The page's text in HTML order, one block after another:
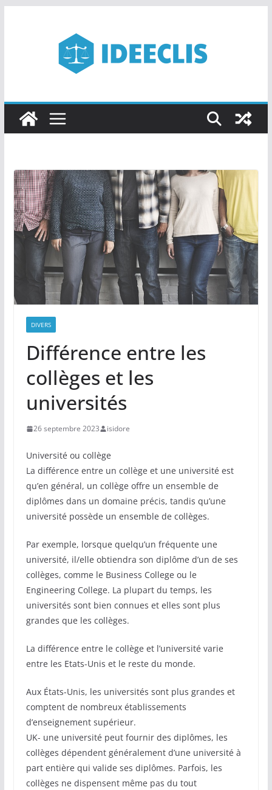
DIVERS
Différence entre les
collèges et les
universités
26 septembre 2023 isidore
Université ou collège
La différence entre un collège et une université est
qu’en général, un collège offre un ensemble de
diplômes dans un domaine précis, tandis qu’une
université possède un ensemble de collèges.
Par exemple, lorsque quelqu’un fréquente une
université, il/elle obtiendra son diplôme d’un de ses
collèges, comme le Business College ou le
Engineering College. La plupart du temps, les
universités sont bien connues et elles sont plus
grandes que les collèges.
La différence entre le collège et l’université varie
entre les Etats-Unis et le reste du monde.
Aux États-Unis, les universités sont plus grandes et
comptent de nombreux établissements
d’enseignement supérieur.
UK- une université peut fournir des diplômes, les
collèges dépendent généralement d’une université à
part entière qui valide ses diplômes. Parfois, les
collèges ne dispensent même pas du tout